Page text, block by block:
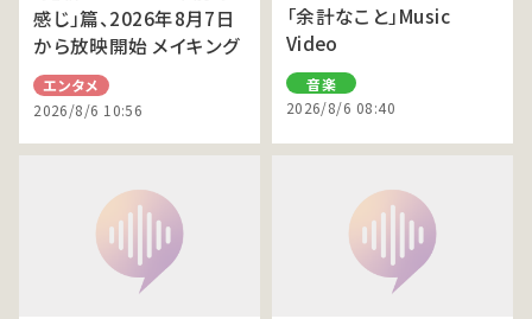
感じ」篇、2026年8⽉7⽇
から放映開始 メイキング
エンタメ
2026/8/6 10:56
「余計なこと」Music
Video
音楽
2026/8/6 08:40